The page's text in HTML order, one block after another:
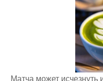
Матча может исчезнуть